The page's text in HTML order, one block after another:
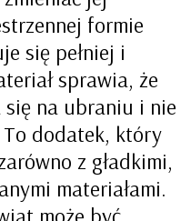
formie
się pełniej i
sprawia, że
się na ubraniu i nie
dodatek, który
z gładkimi,
materiałami.
może być